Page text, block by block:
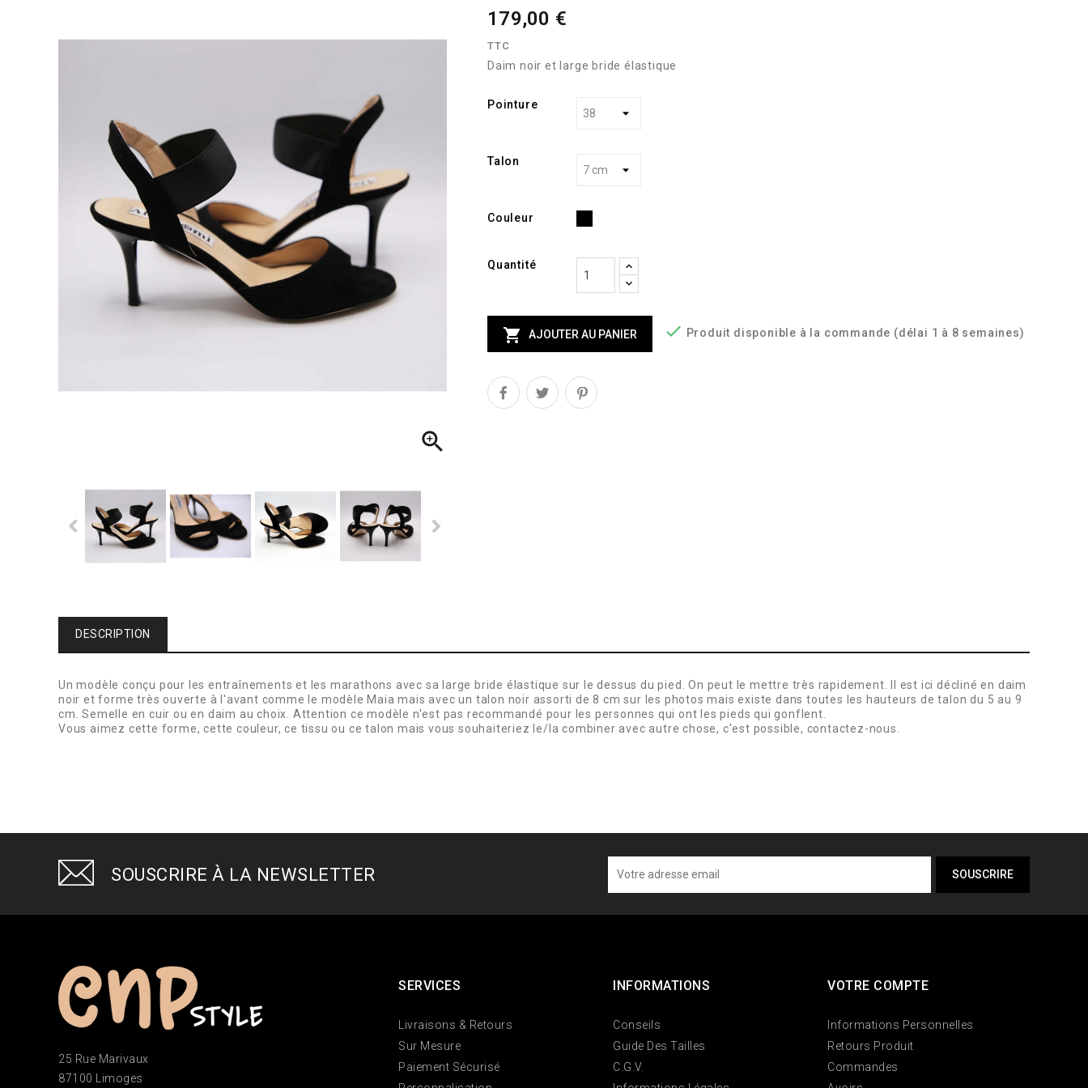

179,00 €
TTC
Daim noir et large bride élastique
Pointure
Talon
Couleur
Quantité
 AJOUTER AU PANIER  Produit disponible à la commande (délai 1 à 8 semaines)
DESCRIPTION
Un modèle conçu pour les entraînements et les marathons avec sa large bride élastique sur le dessus du pied. On peut le mettre très rapidement. Il est ici décliné en daim
noir et forme très ouverte à l'avant comme le modèle Maia mais avec un talon noir assorti de 8 cm sur les photos mais existe dans toutes les hauteurs de talon du 5 au 9
cm. Semelle en cuir ou en daim au choix. Attention ce modèle n'est pas recommandé pour les personnes qui ont les pieds qui gonflent.
Vous aimez cette forme, cette couleur, ce tissu ou ce talon mais vous souhaiteriez le/la combiner avec autre chose, c'est possible, contactez-nous.
SOUSCRIRE À LA NEWSLETTER
VOTRE COMPTE
Informations Personnelles
Retours Produit
Commandes
INFORMATIONS
Conseils
Guide Des Tailles
C.G.V.
SERVICES
Livraisons & Retours
Sur Mesure
Paiement Sécurisé
25 Rue Marivaux
87100 Limoges